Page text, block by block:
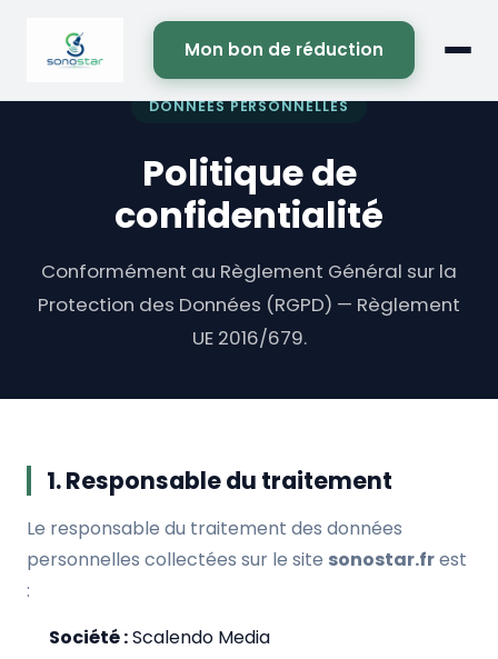
Mon bon de réduction
DONNÉES PERSONNELLES
Politique de
confidentialité
Conformément au Règlement Général sur la
Protection des Données (RGPD) — Règlement
UE 2016/679.
1. Responsable du traitement
Le responsable du traitement des données
personnelles collectées sur le site sonostar.frest
:
Société :Scalendo Media